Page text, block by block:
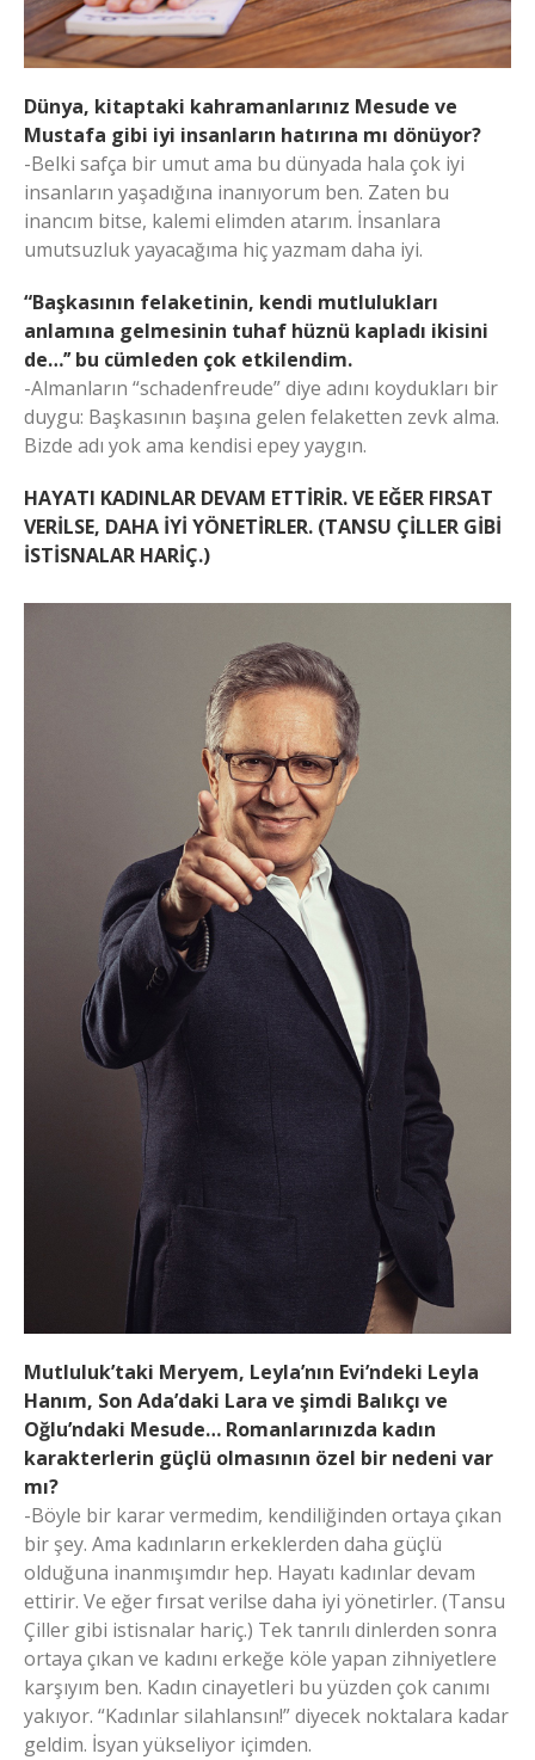
Dünya, kitaptaki kahramanlarınız Mesude ve
Mustafa gibi iyi insanların hatırına mı dönüyor?
-Belki safça bir umut ama bu dünyada hala çok iyi
insanların yaşadığına inanıyorum ben. Zaten bu
inancım bitse, kalemi elimden atarım. İnsanlara
umutsuzluk yayacağıma hiç yazmam daha iyi.
“Başkasının felaketinin, kendi mutlulukları
anlamına gelmesinin tuhaf hüznü kapladı ikisini
de…’’ bu cümleden çok etkilendim.
-Almanların “schadenfreude” diye adını koydukları bir
duygu: Başkasının başına gelen felaketten zevk alma.
Bizde adı yok ama kendisi epey yaygın.
HAYATI KADINLAR DEVAM ETTİRİR. VE EĞER FIRSAT
VERİLSE, DAHA İYİ YÖNETİRLER. (TANSU ÇİLLER GİBİ
İSTİSNALAR HARİÇ.)
Mutluluk’taki Meryem, Leyla’nın Evi’ndeki Leyla
Hanım, Son Ada’daki Lara ve şimdi Balıkçı ve
Oğlu’ndaki Mesude… Romanlarınızda kadın
karakterlerin güçlü olmasının özel bir nedeni var
mı?
-Böyle bir karar vermedim, kendiliğinden ortaya çıkan
bir şey. Ama kadınların erkeklerden daha güçlü
olduğuna inanmışımdır hep. Hayatı kadınlar devam
ettirir. Ve eğer fırsat verilse daha iyi yönetirler. (Tansu
Çiller gibi istisnalar hariç.) Tek tanrılı dinlerden sonra
ortaya çıkan ve kadını erkeğe köle yapan zihniyetlere
karşıyım ben. Kadın cinayetleri bu yüzden çok canımı
yakıyor. “Kadınlar silahlansın!” diyecek noktalara kadar
geldim. İsyan yükseliyor içimden.